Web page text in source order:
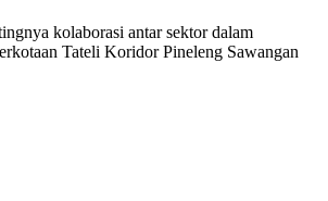
kolaborasi antar sektor dalam
Tateli Koridor Pineleng Sawangan